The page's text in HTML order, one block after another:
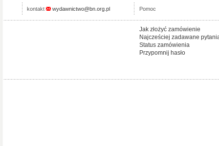
kontakt wydawnictwo@bn.org.pl Pomoc
Jak złożyć zamówienie
Najcześciej zadawane
Status zamówienia
Przypomnij hasło